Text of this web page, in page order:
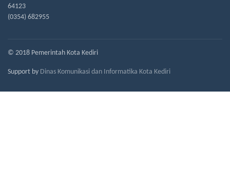
64123
(0354) 682955
© 2018 Pemerintah Kota Kediri
Support by Dinas Komunikasi dan Informatika Kota Kediri